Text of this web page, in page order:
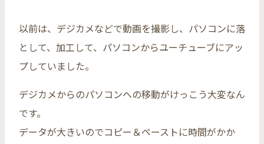
以前は、デジカメなどで動画を撮影し、パソコンに落
として、加工して、パソコンからユーチューブにアッ
プしていました。
デジカメからのパソコンへの移動がけっこう大変なん
です。
データが大きいのでコピー＆ペーストに時間がかか